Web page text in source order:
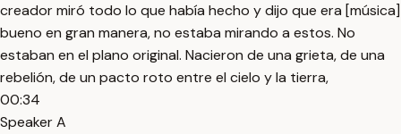
creador miró todo lo que había hecho y dijo que era [música]
bueno en gran manera, no estaba mirando a estos. No
estaban en el plano original. Nacieron de una grieta, de una
rebelión, de un pacto roto entre el cielo y la tierra,
00:34
Speaker A